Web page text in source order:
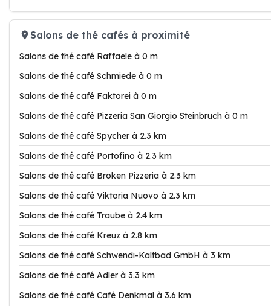
Salons de thé cafés à proximité
Salons de thé café Raffaele à 0 m
Salons de thé café Schmiede à 0 m
Salons de thé café Faktorei à 0 m
Salons de thé café Pizzeria San Giorgio Steinbruch à 0 m
Salons de thé café Spycher à 2.3 km
Salons de thé café Portofino à 2.3 km
Salons de thé café Broken Pizzeria à 2.3 km
Salons de thé café Viktoria Nuovo à 2.3 km
Salons de thé café Traube à 2.4 km
Salons de thé café Kreuz à 2.8 km
Salons de thé café Schwendi-Kaltbad GmbH à 3 km
Salons de thé café Adler à 3.3 km
Salons de thé café Café Denkmal à 3.6 km